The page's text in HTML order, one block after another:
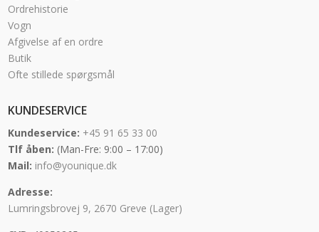
Ordrehistorie
Vogn
Afgivelse af en ordre
Butik
Ofte stillede spørgsmål
KUNDESERVICE
Kundeservice: +45 91 65 33 00
Tlf åben: (Man-Fre: 9:00 – 17:00)
Mail: info@younique.dk
Adresse:
Lumringsbrovej 9, 2670 Greve (Lager)